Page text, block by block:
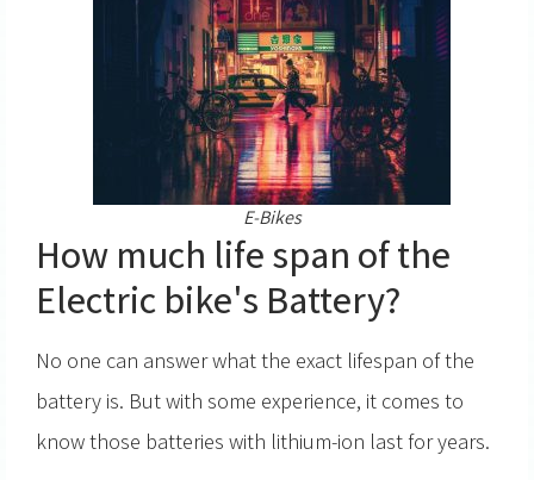
E-Bikes
How much life span of the
Electric bike's Battery?
No one can answer what the exact lifespan of the
battery is. But with some experience, it comes to
know those batteries with lithium-ion last for years.